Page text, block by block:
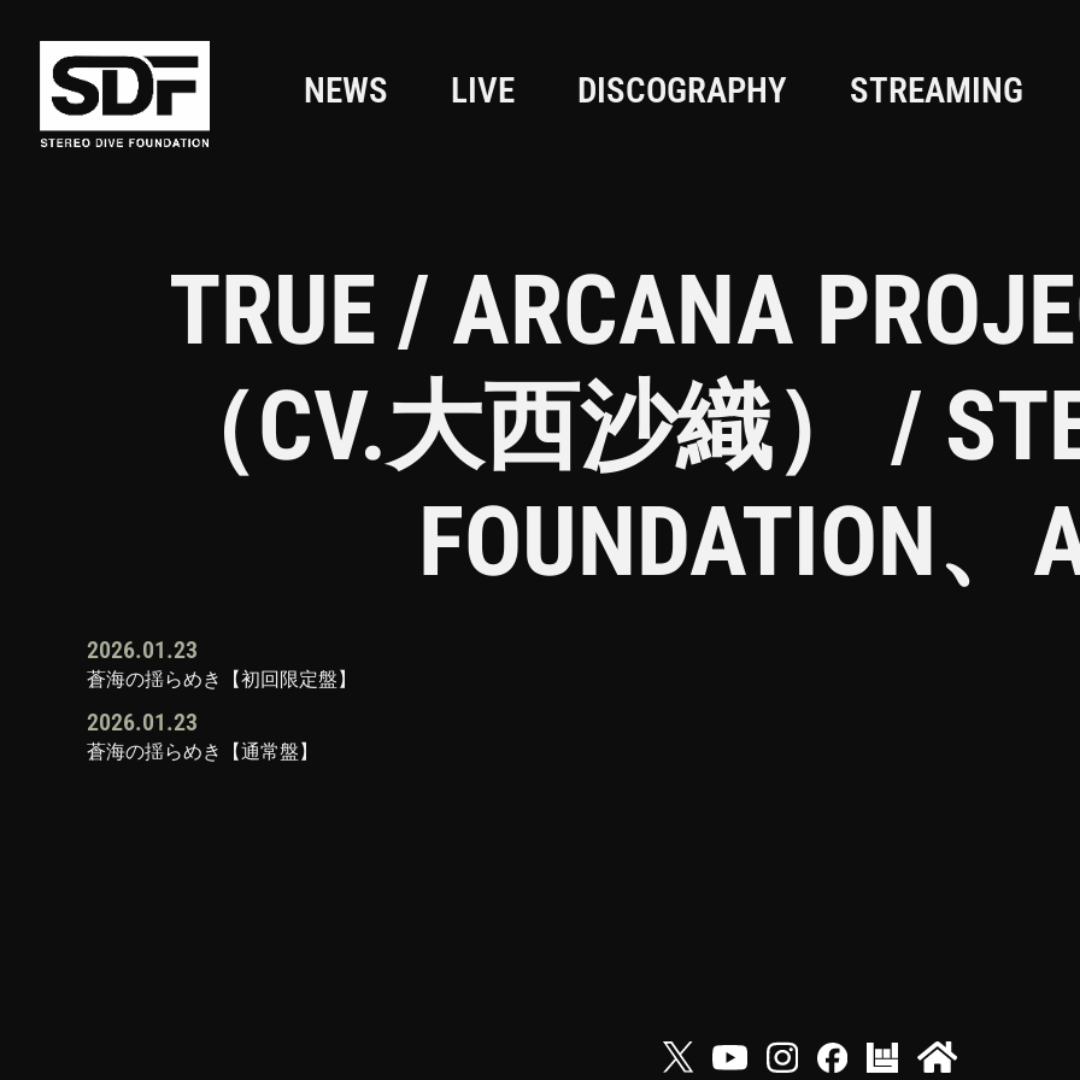
NEWS LIVE DISCOGRAPHY STREAMING
TRUE / ARCANA
（CV.大西沙織） /
FOUNDATION、
2026.01.23
蒼海の揺らめき【初回限定盤】
2026.01.23
蒼海の揺らめき【通常盤】